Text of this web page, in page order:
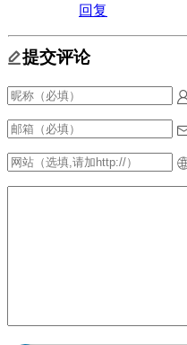
回复
提交评论